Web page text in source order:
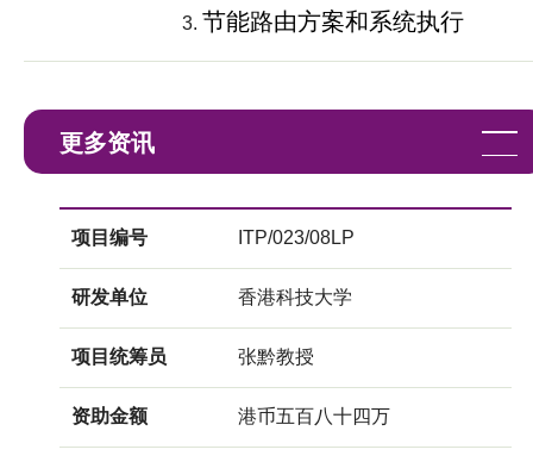
节能路由方案和系统执行
更多资讯
项目编号 ITP/023/08LP
研发单位 香港科技大学
项目统筹员 张黔教授
资助金额 港币五百八十四万